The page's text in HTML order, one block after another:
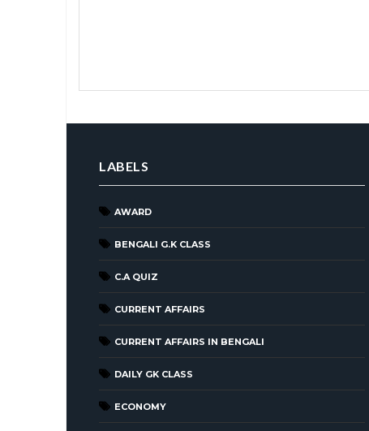
LABELS
AWARD
BENGALI G.K CLASS
C.A QUIZ
CURRENT AFFAIRS
CURRENT AFFAIRS IN BENGALI
DAILY GK CLASS
ECONOMY